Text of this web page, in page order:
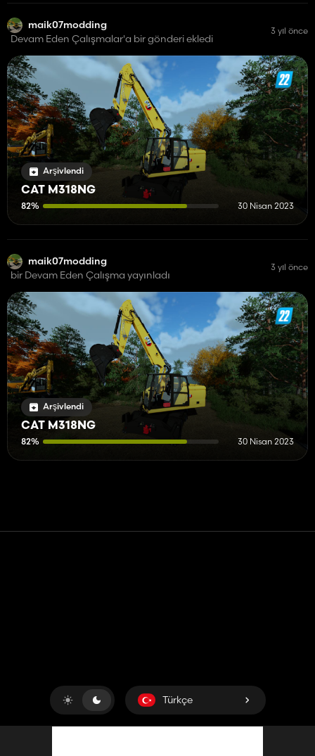
maik07modding
Devam Eden Çalışmalar'a bir gönderi ekledi
3 yıl önce
Arşivlendi
CAT M318NG
82% 30 Nisan 2023
maik07modding
bir Devam Eden Çalışma yayınladı
3 yıl önce
Arşivlendi
CAT M318NG
82% 30 Nisan 2023
Türkçe